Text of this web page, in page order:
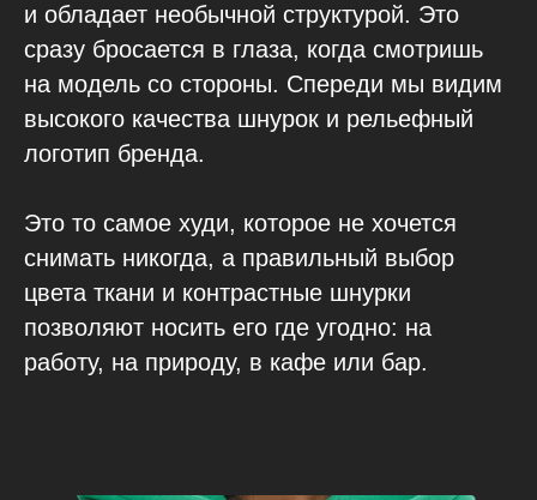
и обладает необычной структурой. Это
сразу бросается в глаза, когда смотришь
на модель со стороны. Спереди мы видим
высокого качества шнурок и рельефный
логотип бренда.
Это то самое худи, которое не хочется
снимать никогда, а правильный выбор
цвета ткани и контрастные шнурки
позволяют носить его где угодно: на
работу, на природу, в кафе или бар.